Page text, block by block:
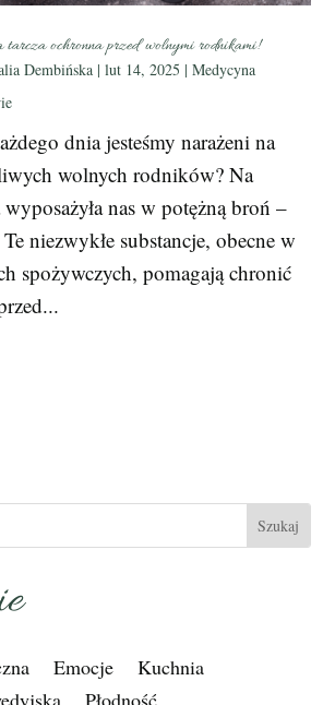
ochronna przed wolnymi rodnikami!
Dembińska |lut 14, 2025 |Medycyna
dnia jesteśmy narażeni na
wolnych rodników? Na
wyposażyła nas w potężną broń –
niezwykłe substancje, obecne w
spożywczych, pomagają chronić
Emocje
Kuchnia
Płodność